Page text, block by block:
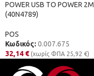
POWER USB TO POWER 2M
(40N4789)
POS
Κωδικός: 0.007.675
32,14 € (χωρίς ΦΠΑ 25,92 €)